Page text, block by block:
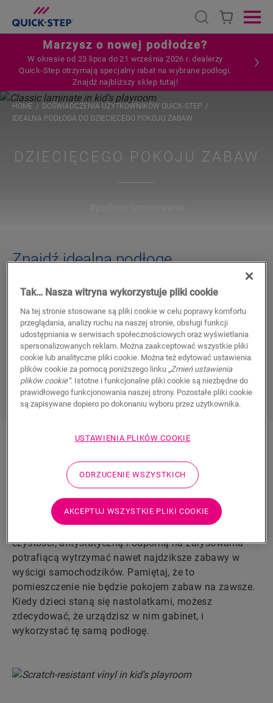
Open search
Marzysz o nowej podłodze?
W okresie od 23 lipca do 21 września 2026 r. dealerzy
Quick‑Step otrzymają specjalny rabat na wybrane podłogi.
Znajdź najbliższy sklep tutaj!
DZIECIĘCEGO POKOJU ZABAW
HOME
DOŚWIADCZENIA UŻYTKOWNIKÓW QUICK-STEP
IDEALNA PODŁOGA DO DZIECIĘCEGO POKOJU ZABAW
Znajdź idealną podłogę
Czy Twój salon jest zagracony dziecięcymi rysunkami
i rękodziełami? To sygnał, że czas urządzić nowy
pokój do zabaw. Dowiedz się, jak wybrać do niego
idealną podłogę.
ODKRYJ NARZĘDZIE FLOOREXPLORER
Wielofunkcyjna i praktyczna
Poszukaj podłogi, którą możesz położyć samodzielnie,
a cały projekt urządzania nowego pokoju będzie
bardziej przyjazny dla Twojego budżetu. Poza tym
warto wybrać podłogę łatwą do utrzymania w
czystości, antystatyczną i odporną na zarysowania –
potrafiącą wytrzymać nawet najdziksze zabawy w
wyścigi samochodzików. Pamiętaj, że to
pomieszczenie nie będzie pokojem zabaw na zawsze.
Kiedy dzieci staną się nastolatkami, możesz
zdecydować, że urządzisz w nim gabinet, i
wykorzystać tę samą podłogę.
Tak… Nasza witryna wykorzystuje pliki cookie
Na tej stronie stosowane są pliki cookie w celu poprawy komfortu
przeglądania, analizy ruchu na naszej stronie, obsługi funkcji
udostępniania w serwisach społecznościowych oraz wyświetlania
spersonalizowanych reklam. Można zaakceptować wszystkie pliki
cookie lub analityczne pliki cookie. Można też edytować ustawienia
plików cookie za pomocą poniższego linku „Zmień ustawienia
plików cookie”. Istotne i funkcjonalne pliki cookie są niezbędne do
prawidłowego funkcjonowania naszej strony. Pozostałe pliki cookie
są zapisywane dopiero po dokonaniu wyboru przez użytkownika.
USTAWIENIA PLIKÓW COOKIE
ODRZUCENIE WSZYSTKICH
AKCEPTUJ WSZYSTKIE PLIKI COOKIE